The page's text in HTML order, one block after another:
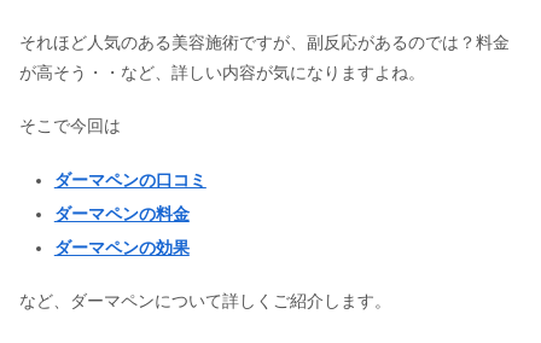
それほど人気のある美容施術ですが、副反応があるのでは？料金
が高そう・・など、詳しい内容が気になりますよね。
そこで今回は
ダーマペンの口コミ
ダーマペンの料金
ダーマペンの効果
など、ダーマペンについて詳しくご紹介します。